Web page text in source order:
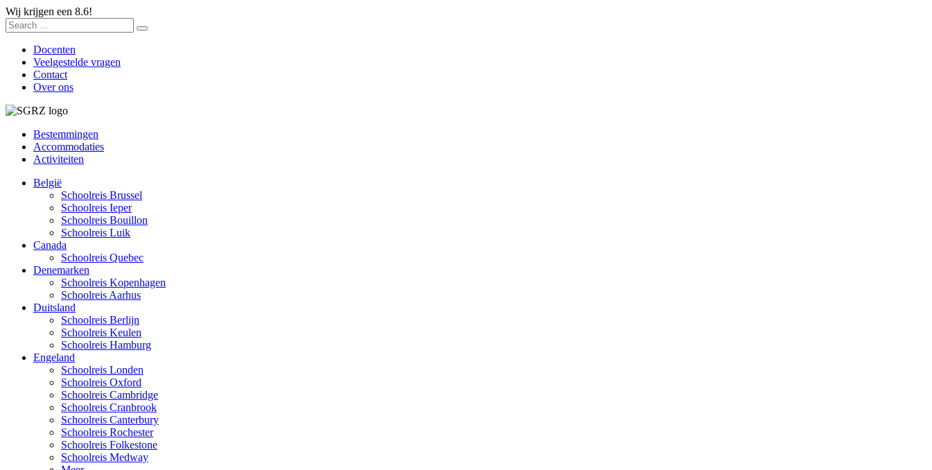
Wij krijgen een 8.6!
Docenten
Veelgestelde vragen
Contact
Over ons
Bestemmingen
Accommodaties
Activiteiten
België
Schoolreis Brussel
Schoolreis Ieper
Schoolreis Bouillon
Schoolreis Luik
Canada
Schoolreis Quebec
Denemarken
Schoolreis Kopenhagen
Schoolreis Aarhus
Duitsland
Schoolreis Berlijn
Schoolreis Keulen
Schoolreis Hamburg
Engeland
Schoolreis Londen
Schoolreis Oxford
Schoolreis Cambridge
Schoolreis Cranbrook
Schoolreis Canterbury
Schoolreis Rochester
Schoolreis Folkestone
Schoolreis Medway